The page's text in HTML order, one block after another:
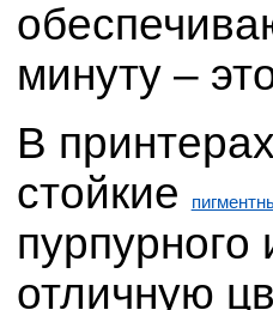
минуту –
В
стойкие
пурпурного
отличную